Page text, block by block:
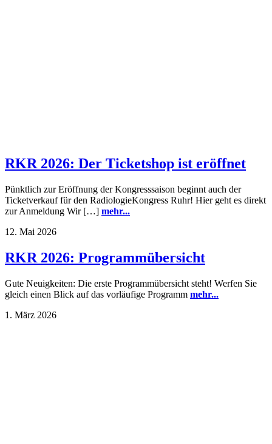
RKR 2026: Der Ticketshop ist eröffnet
Pünktlich zur Eröffnung der Kongresssaison beginnt auch der
Ticketverkauf für den RadiologieKongress Ruhr! Hier geht es direkt
zur Anmeldung Wir […] mehr...
12. Mai 2026
RKR 2026: Programmübersicht
Gute Neuigkeiten: Die erste Programmübersicht steht! Werfen Sie
gleich einen Blick auf das vorläufige Programm mehr...
1. März 2026